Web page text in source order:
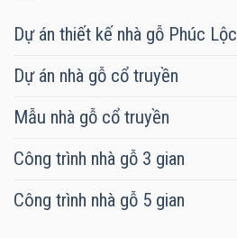
Dự án thiết kế nhà gỗ Phúc Lộc
Dự án nhà gỗ cổ truyền
Mẫu nhà gỗ cổ truyền
Công trình nhà gỗ 3 gian
Công trình nhà gỗ 5 gian